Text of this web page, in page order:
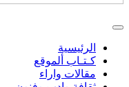
الرئيسية
كـتـاب ألموقع
مقالات واراء